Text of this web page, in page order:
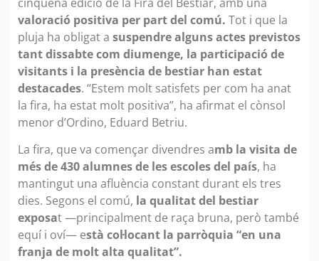
valoració positiva per part del comú. Tot i que la
pluja ha obligat a suspendre alguns actes previstos
tant dissabte com diumenge, la participació de
visitants i la presència de bestiar han estat
destacades. “Estem molt satisfets per com ha anat
la fira, ha estat molt positiva”, ha afirmat el cònsol
menor d’Ordino, Eduard Betriu.
La fira, que va començar divendres amb la visita de
més de 430 alumnes de les escoles del país, ha
mantingut una afluència constant durant els tres
dies. Segons el comú, la qualitat del bestiar
exposat —principalment de raça bruna, però també
equí i oví— està col·locant la parròquia “en una
franja de molt alta qualitat”.